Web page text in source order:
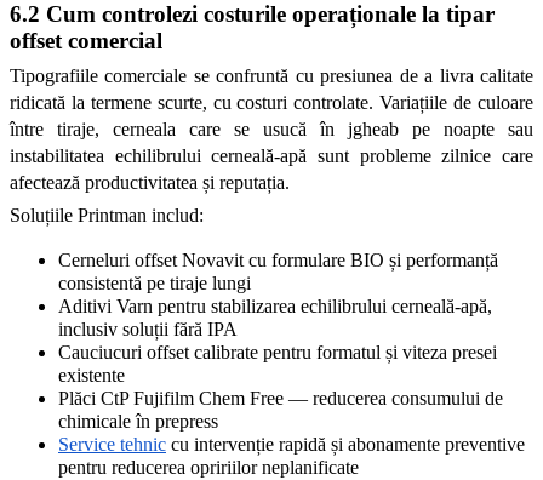
6.2 Cum controlezi costurile operaționale la tipar
offset comercial
Tipografiile comerciale se confruntă cu presiunea de a livra calitate
ridicată la termene scurte, cu costuri controlate. Variațiile de culoare
între tiraje, cerneala care se usucă în jgheab pe noapte sau
instabilitatea echilibrului cerneală-apă sunt probleme zilnice care
afectează productivitatea și reputația.
Soluțiile Printman includ:
Cerneluri offset Novavit cu formulare BIO și performanță
consistentă pe tiraje lungi
Aditivi Varn pentru stabilizarea echilibrului cerneală-apă,
inclusiv soluții fără IPA
Cauciucuri offset calibrate pentru formatul și viteza presei
existente
Plăci CtP Fujifilm Chem Free — reducerea consumului de
chimicale în prepress
Service tehnic cu intervenție rapidă și abonamente preventive
pentru reducerea opririilor neplanificate